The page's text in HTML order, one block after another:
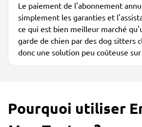
Le paiement de l'abonnement
simplement les garanties et
ce qui est bien meilleur marché
garde de chien par des dog sitters
donc une solution peu coûteuse
Pourquoi utiliser